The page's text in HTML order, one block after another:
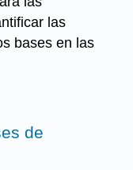
las
bases en las
de